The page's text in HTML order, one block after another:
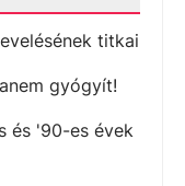
titkai
gyógyít!
és '90-es évek